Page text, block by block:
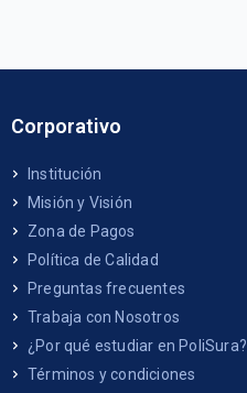
Corporativo
Institución
Misión y Visión
Zona de Pagos
Política de Calidad
Preguntas frecuentes
Trabaja con Nosotros
¿Por qué estudiar en PoliSura?
Términos y condiciones